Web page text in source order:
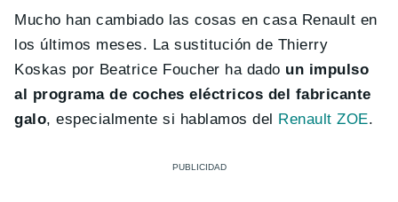
Mucho han cambiado las cosas en casa Renault en
los últimos meses. La sustitución de Thierry
Koskas por Beatrice Foucher ha dado un impulso
al programa de coches eléctricos del fabricante
galo, especialmente si hablamos del Renault ZOE.